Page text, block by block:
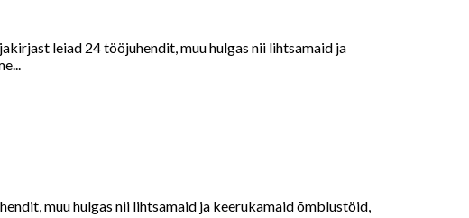
leiad 24 tööjuhendit, muu hulgas nii lihtsamaid ja
muu hulgas nii lihtsamaid ja keerukamaid õmblustöid,